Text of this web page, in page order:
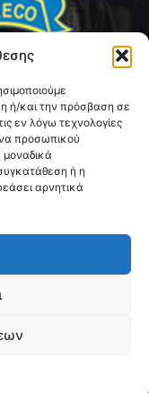
ή/και την πρόσβαση σε
εν λόγω τεχνολογίες
προσωπικού
ή η
αρνητικά
Διοίκηση
σωματείο με
και
δια της